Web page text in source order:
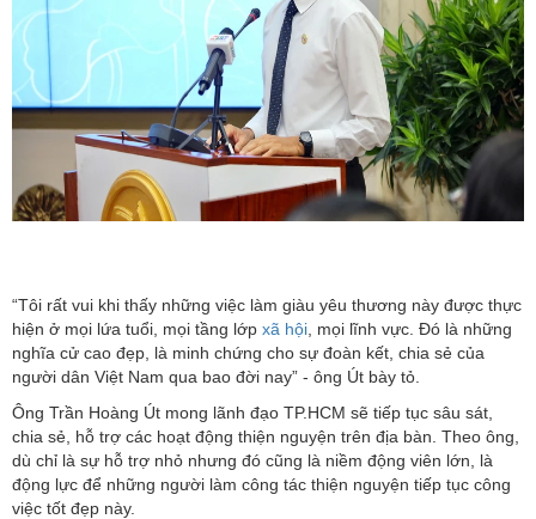
“Tôi rất vui khi thấy những việc làm giàu yêu thương này được thực
hiện ở mọi lứa tuổi, mọi tầng lớp xã hội , mọi lĩnh vực. Đó là những
nghĩa cử cao đẹp, là minh chứng cho sự đoàn kết, chia sẻ của
người dân Việt Nam qua bao đời nay” - ông Út bày tỏ.
Ông Trần Hoàng Út mong lãnh đạo TP.HCM sẽ tiếp tục sâu sát,
chia sẻ, hỗ trợ các hoạt động thiện nguyện trên địa bàn. Theo ông,
dù chỉ là sự hỗ trợ nhỏ nhưng đó cũng là niềm động viên lớn, là
động lực để những người làm công tác thiện nguyện tiếp tục công
việc tốt đẹp này.